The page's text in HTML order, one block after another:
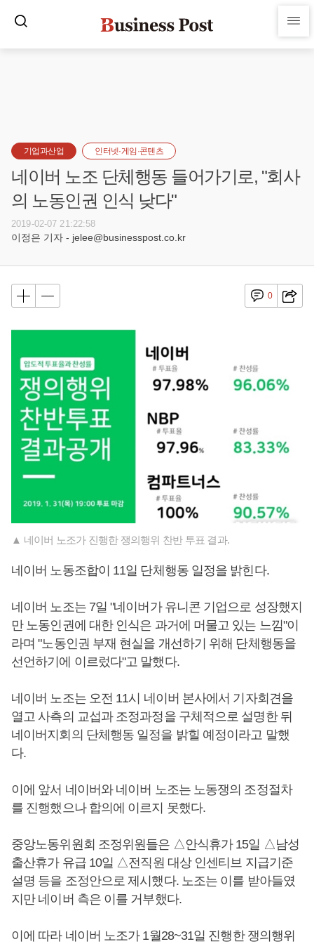
기업과산업 인터넷·게임·콘텐츠
네이버 노조 단체행동 들어가기로, "회사
의 노동인권 인식 낮다"
2019-02-07 21:22:58
이정은 기자 - jelee@businesspost.co.kr
0
▲ 네이버 노조가 진행한 쟁의행위 찬반 투표 결과.
네이버 노동조합이 11일 단체행동 일정을 밝힌다.
네이버 노조는 7일 "네이버가 유니콘 기업으로 성장했지
만 노동인권에 대한 인식은 과거에 머물고 있는 느낌"이
라며 "노동인권 부재 현실을 개선하기 위해 단체행동을
선언하기에 이르렀다"고 말했다.
네이버 노조는 오전 11시 네이버 본사에서 기자회견을
열고 사측의 교섭과 조정과정을 구체적으로 설명한 뒤
네이버지회의 단체행동 일정을 밝힐 예정이라고 말했
다.
이에 앞서 네이버와 네이버 노조는 노동쟁의 조정절차
를 진행했으나 합의에 이르지 못했다.
중앙노동위원회 조정위원들은 △안식휴가 15일 △남성
출산휴가 유급 10일 △전직원 대상 인센티브 지급기준
설명 등을 조정안으로 제시했다. 노조는 이를 받아들였
지만 네이버 측은 이를 거부했다.
이에 따라 네이버 노조가 1월28~31일 진행한 쟁의행위